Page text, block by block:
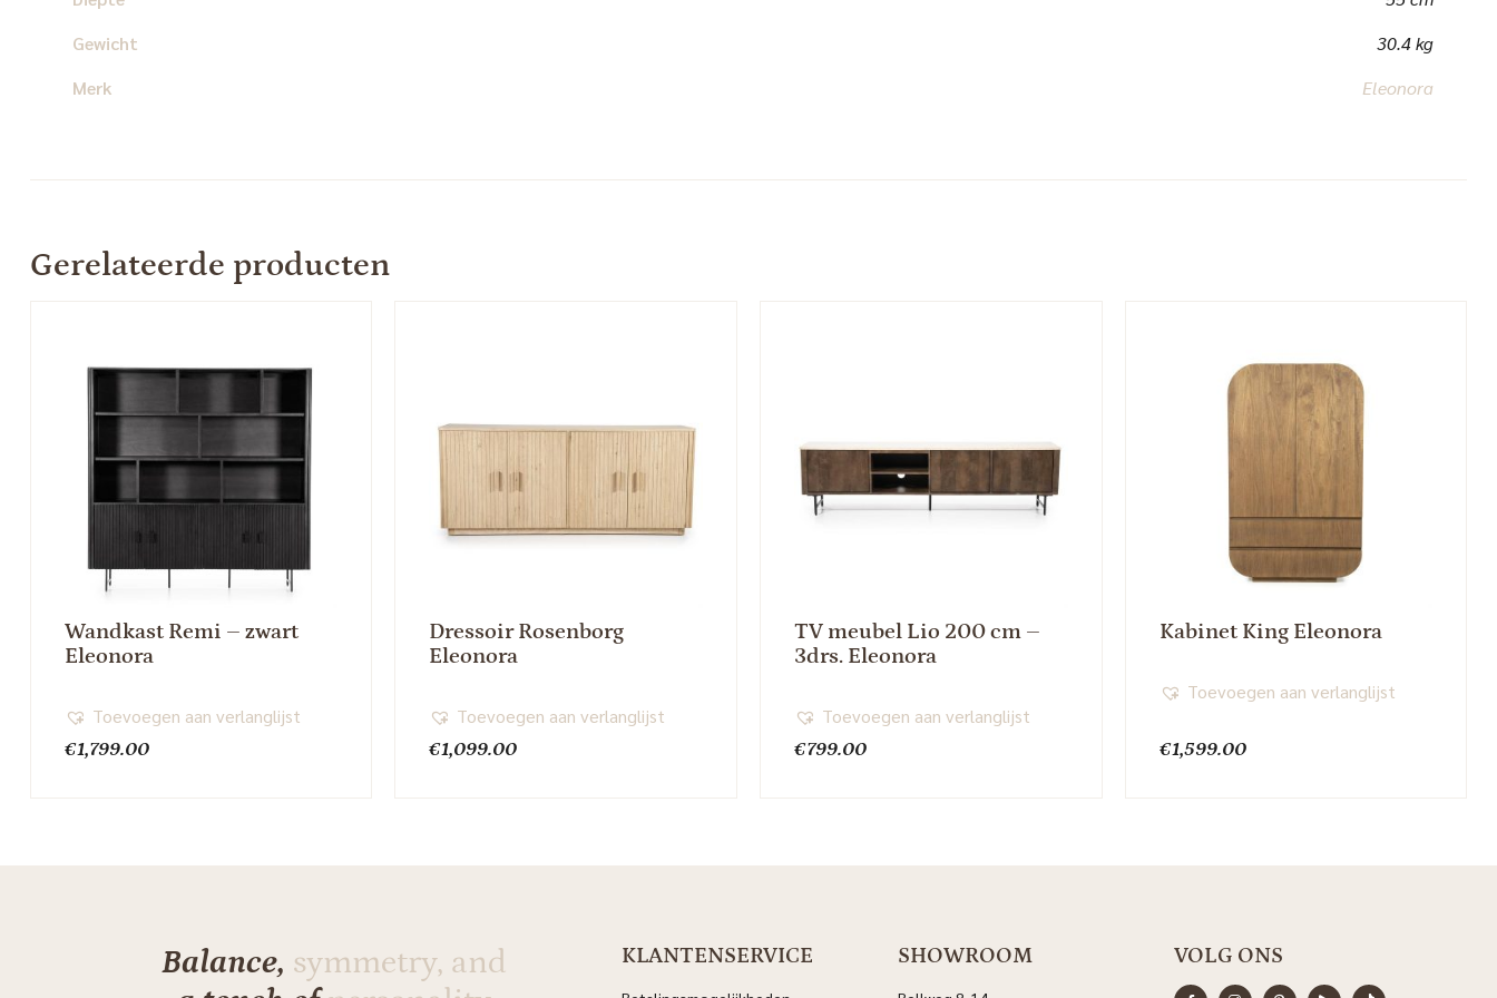
Gewicht
30.4 kg
Merk
Eleonora
Gerelateerde producten
Wandkast Remi – zwart
Eleonora
€1,799.00
Toevoegen aan verlanglijst
Dressoir Rosenborg
Eleonora
€1,099.00
Toevoegen aan verlanglijst
TV meubel Lio 200 cm –
3drs. Eleonora
€799.00
Toevoegen aan verlanglijst
Kabinet King Eleonora
€1,599.00
Toevoegen aan verlanglijst
Balance, symmetry, and
KLANTENSERVICE SHOWROOM VOLG ONS